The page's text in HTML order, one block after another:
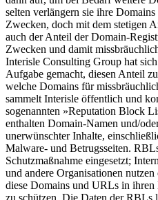
selten verlängern sie ihre
Zwecken, doch mit dem stetigen
auch der Anteil der Domain-
Zwecken und damit
Interisle Consulting Group hat
Aufgabe gemacht, diesen Anteil
welche Domains für
sammelt Interisle öffentlich und
sogenannten »Reputation Block
enthalten Domain-Namen und/
unerwünschter Inhalte,
Malware- und Betrugsseiten.
Schutzmaßnahme eingesetzt;
und andere Organisationen
diese Domains und URLs in
zu schützen. Die Daten der RBLs